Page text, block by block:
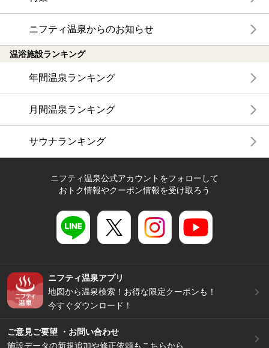
ニフティ温泉からのお知らせ
温浴施設ランキング
年間温泉ランキング
月間温泉ランキング
サウナランキング
ニフティ温泉公式アカウントをフォローして
おトク情報やクーポン情報を受け取ろう
ニフティ温泉アプリ
地図から温泉検索！お得な限定クーポンも！
今すぐダウンロード！
ご意見ご要望 ・お問い合わせ
施設データの新規追加や修正依頼もこちらから